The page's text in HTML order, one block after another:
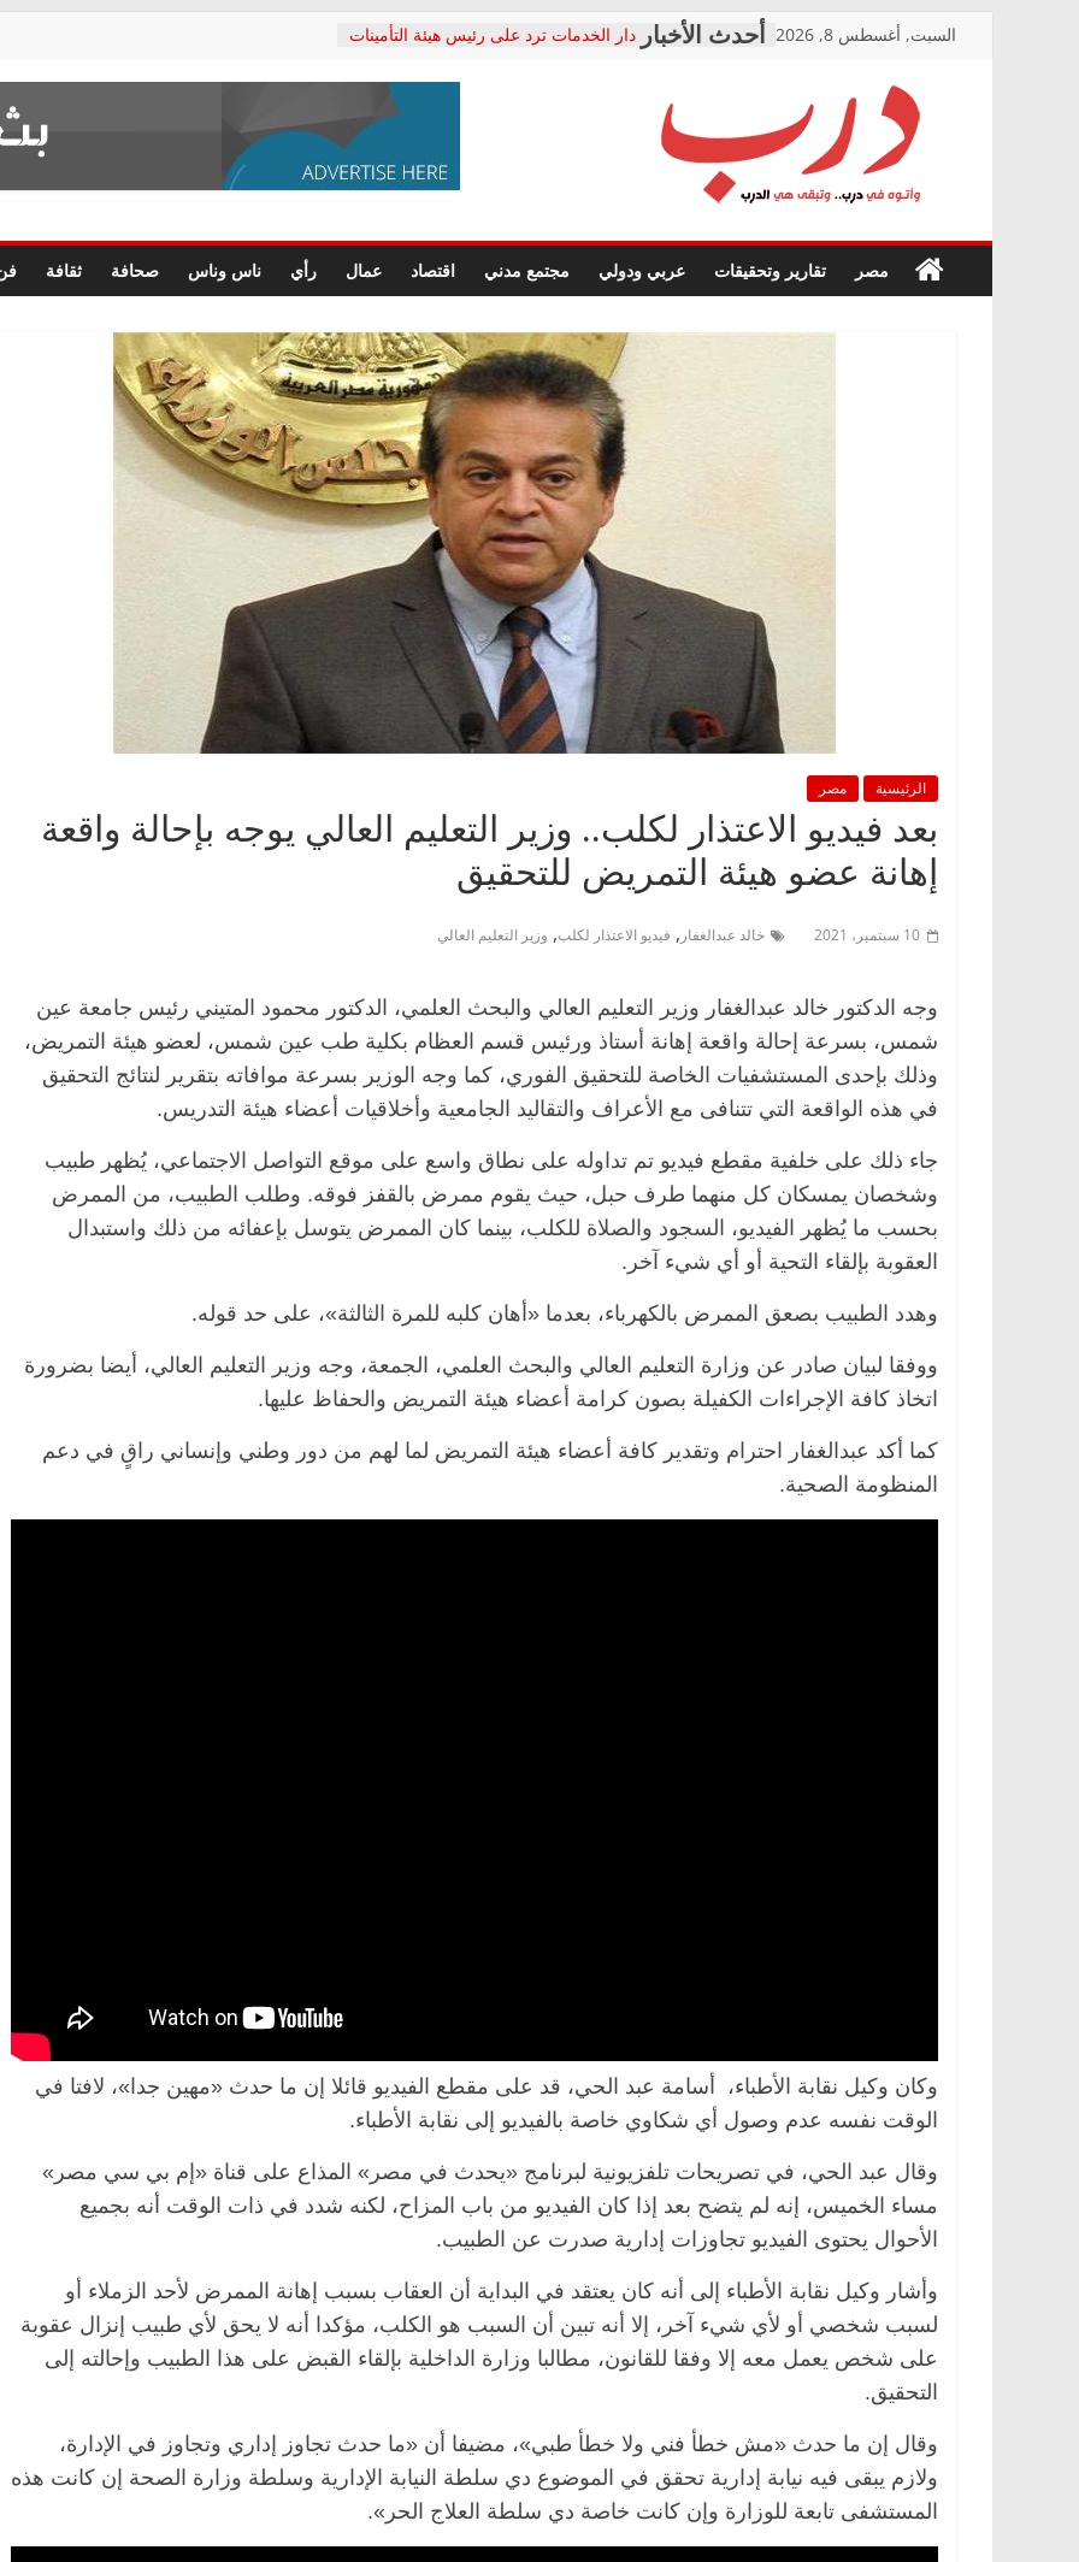
السبت, أغسطس 8, 2026
دار الخدمات ترد على رئيس هيئة التأمينات
معاناة أصحاب المعاشات.. ونطالب بكشف
فرحات سليمان يكتب: القطاع الصحي إلى
حزب التحالف الشعبي يطلق لجنة “الحق
صور .. اعتماد الرسومات النهائية للقرار
الوزاري لمدينة الصحفيين.. وانتهاء أعمال
إنشاء المبنى الإداري
متابعة قضية الدكتور محمد زهران.. ويؤكد:
قرينة البراءة وضمانات المحاكمة العادلة
حق أصيل
درب
في
درب..
مصر تقارير وتحقيقات عربي ودولي مجتمع مدني اقتصاد عمال رأي ناس وناس صحافة ثقافة
الرئيسية مصر
بعد فيديو الاعتذار لكلب.. وزير التعليم العالي يوجه بإحالة واقعة
إهانة عضو هيئة التمريض للتحقيق
10 سبتمبر، 2021 خالد عبدالغفار , فيديو الاعتذار لكلب, وزير التعليم العالي
وجه الدكتور خالد عبدالغفار وزير التعليم العالي والبحث العلمي، الدكتور محمود المتيني رئيس جامعة عين
شمس، بسرعة إحالة واقعة إهانة أستاذ ورئيس قسم العظام بكلية طب عين شمس، لعضو هيئة التمريض،
وذلك بإحدى المستشفيات الخاصة للتحقيق الفوري، كما وجه الوزير بسرعة موافاته بتقرير لنتائج التحقيق
في هذه الواقعة التي تتنافى مع الأعراف والتقاليد الجامعية وأخلاقيات أعضاء هيئة التدريس.
جاء ذلك على خلفية مقطع فيديو تم تداوله على نطاق واسع على موقع التواصل الاجتماعي، يُظهر طبيب
وشخصان يمسكان كل منهما طرف حبل، حيث يقوم ممرض بالقفز فوقه. وطلب الطبيب، من الممرض
بحسب ما يُظهر الفيديو، السجود والصلاة للكلب، بينما كان الممرض يتوسل بإعفائه من ذلك واستبدال
العقوبة بإلقاء التحية أو أي شيء آخر.
وهدد الطبيب بصعق الممرض بالكهرباء، بعدما «أهان كلبه للمرة الثالثة»، على حد قوله.
ووفقا لبيان صادر عن وزارة التعليم العالي والبحث العلمي، الجمعة، وجه وزير التعليم العالي، أيضا بضرورة
اتخاذ كافة الإجراءات الكفيلة بصون كرامة أعضاء هيئة التمريض والحفاظ عليها.
كما أكد عبدالغفار احترام وتقدير كافة أعضاء هيئة التمريض لما لهم من دور وطني وإنساني راقٍ في دعم
المنظومة الصحية.
وكان وكيل نقابة الأطباء، أسامة عبد الحي، قد على مقطع الفيديو قائلا إن ما حدث «مهين جدا»، لافتا في
الوقت نفسه عدم وصول أي شكاوي خاصة بالفيديو إلى نقابة الأطباء.
وقال عبد الحي، في تصريحات تلفزيونية لبرنامج «يحدث في مصر» المذاع على قناة «إم بي سي مصر»
مساء الخميس، إنه لم يتضح بعد إذا كان الفيديو من باب المزاح، لكنه شدد في ذات الوقت أنه بجميع
الأحوال يحتوى الفيديو تجاوزات إدارية صدرت عن الطبيب.
وأشار وكيل نقابة الأطباء إلى أنه كان يعتقد في البداية أن العقاب بسبب إهانة الممرض لأحد الزملاء أو
لسبب شخصي أو لأي شيء آخر، إلا أنه تبين أن السبب هو الكلب، مؤكدا أنه لا يحق لأي طبيب إنزال عقوبة
على شخص يعمل معه إلا وفقا للقانون، مطالبا وزارة الداخلية بإلقاء القبض على هذا الطبيب وإحالته إلى
التحقيق.
وقال إن ما حدث «مش خطأ فني ولا خطأ طبي»، مضيفا أن «ما حدث تجاوز إداري وتجاوز في الإدارة،
ولازم يبقى فيه نيابة إدارية تحقق في الموضوع دي سلطة النيابة الإدارية وسلطة وزارة الصحة إن كانت هذه
المستشفى تابعة للوزارة وإن كانت خاصة دي سلطة العلاج الحر».
الرئيسية مصر ناس وناس
مقعد شاغر على مائدة الإفطار..
حسين عبدالهادي فارس مقاومة
21 فبراير، 2026
الرئيسية مصر ناس وناس
في ذكرى رحيله.. د. نور فرحات فقيه
قانوني دافع عن قضايا الوطن وانحاز
26 يناير، 2026
مصر ناس وناس
د. عبدالخالق فاروق.. خبير اقتصادي
يحتفل بذكرى ميلاده وحيداً على أبواب